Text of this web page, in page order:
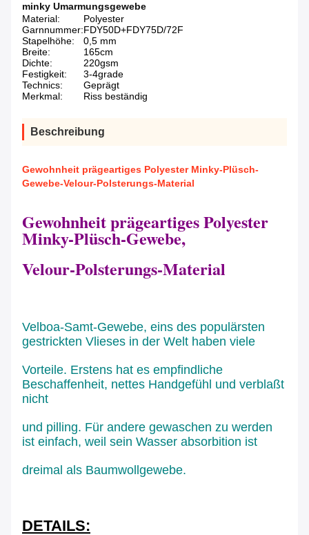
minky Umarmungsgewebe
Material:
Polyester
Garnnummer:FDY50D+FDY75D/72F
Stapelhöhe:
0,5 mm
Breite:
165cm
Dichte:
220gsm
Festigkeit:
3-4grade
Technics:
Geprägt
Merkmal:
Riss beständig
Beschreibung
Gewohnheit prägeartiges Polyester Minky-Plüsch-
Gewebe-Velour-Polsterungs-Material
Gewohnheit prägeartiges Polyester
Minky-Plüsch-Gewebe,
Velour-Polsterungs-Material
Velboa-Samt-Gewebe, eins des populärsten
gestrickten Vlieses in der Welt haben viele
Vorteile. Erstens hat es empfindliche
Beschaffenheit, nettes Handgefühl und verblaßt
nicht
und pilling. Für andere gewaschen zu werden
ist einfach, weil sein Wasser absorbition ist
dreimal als Baumwollgewebe.
DETAILS: